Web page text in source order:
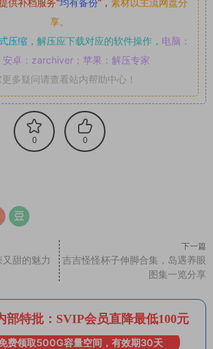
供补档服务“均有备份”， 素材以主流网盘分
享。
压缩， 解压应下载对应的软件操作， 电脑：
卓：zarchiver；苹果：解压专家
更多疑问请查看站内帮助中心！
0 0
又甜的魅力
下一篇
吉吉怪怪杯子伸脚合集，岛遇养眼
图集一览分享
部特批：SVIP会员直降最低100元
费领取500G容量空间，有效期30天